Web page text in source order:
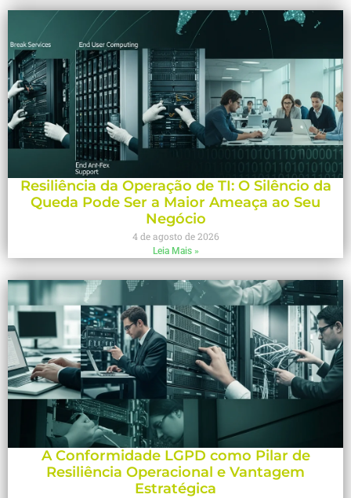
Resiliência da Operação de TI: O Silêncio da
Queda Pode Ser a Maior Ameaça ao Seu
Negócio
4 de agosto de 2026
Leia Mais »
A Conformidade LGPD como Pilar de
Resiliência Operacional e Vantagem
Estratégica